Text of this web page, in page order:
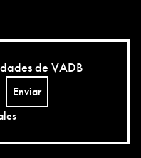
de VADB
Enviar